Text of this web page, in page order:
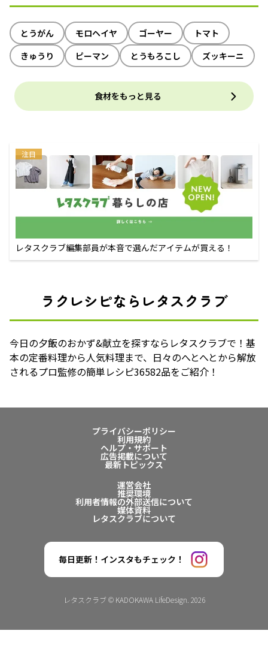
とうがん モロヘイヤ ゴーヤー
トマト
きゅうり
ピーマン とうもろこし ズッキーニ
食材をもっと見る
注目
レタスクラブ編集部員が本音で選んだアイテムが買える！
ラクレシピならレタスクラブ
今日の夕飯のおかず&献立を探すならレタスクラブで！基
本の定番料理から人気料理まで、日々のへとへとから解放
されるプロ監修の簡単レシピ36582品をご紹介！
プライバシーポリシー
利用規約
ヘルプ・サポート
広告掲載について
最新トピックス
運営会社
推奨環境
利用者情報の外部送信について
媒体資料
レタスクラブについて
毎日更新！インスタもチェック！
レタスクラブ © KADOKAWA LifeDesign. 2026